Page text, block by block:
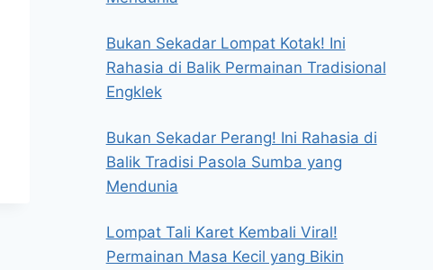
Bukan Sekadar Lompat Kotak! Ini
Rahasia di Balik Permainan Tradisional
Engklek
Bukan Sekadar Perang! Ini Rahasia di
Balik Tradisi Pasola Sumba yang
Mendunia
Lompat Tali Karet Kembali Viral!
Permainan Masa Kecil yang Bikin